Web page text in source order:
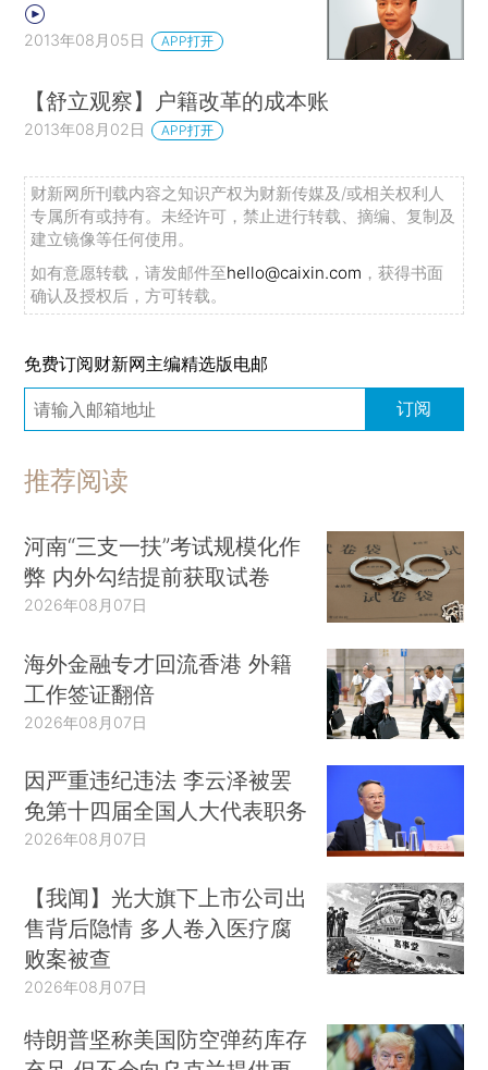
2013年08月05日 APP打开
【舒立观察】户籍改革的成本账
2013年08月02日 APP打开
财新网所刊载内容之知识产权为财新传媒及/或相关权利人
专属所有或持有。未经许可，禁止进行转载、摘编、复制及
建立镜像等任何使用。
如有意愿转载，请发邮件至hello@caixin.com ，获得书面
确认及授权后，方可转载。
免费订阅财新网主编精选版电邮
订阅
推荐阅读
河南“三支一扶”考试规模化作
弊 内外勾结提前获取试卷
2026年08月07日
海外金融专才回流香港 外籍
工作签证翻倍
2026年08月07日
因严重违纪违法 李云泽被罢
免第十四届全国人大代表职务
2026年08月07日
【我闻】光大旗下上市公司出
售背后隐情 多人卷入医疗腐
败案被查
2026年08月07日
特朗普坚称美国防空弹药库存